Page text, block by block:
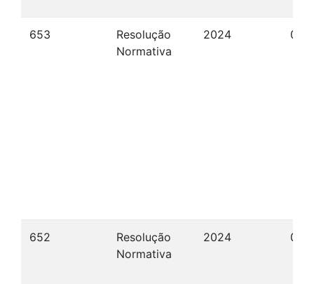
653
Resolução
Normativa
2024 09/
652
Resolução
Normativa
2024 09/